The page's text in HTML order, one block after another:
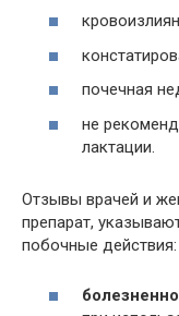
почечная
не
лактации.
Отзывы врачей и
препарат,
побочные действия: